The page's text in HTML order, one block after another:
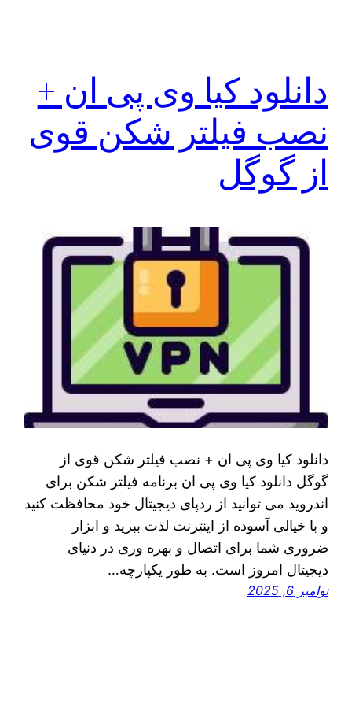
دانلود کیا وی پی ان +
نصب فیلتر شکن قوی
از گوگل
دانلود کیا وی پی ان + نصب فیلتر شکن قوی از
گوگل دانلود کیا وی پی ان برنامه فیلتر شکن برای
اندروید می توانید از ردپای دیجیتال خود محافظت کنید
و با خیالی آسوده از اینترنت لذت ببرید و ابزار
ضروری شما برای اتصال و بهره وری در دنیای
دیجیتال امروز است. به طور یکپارچه…
نوامبر 6, 2025